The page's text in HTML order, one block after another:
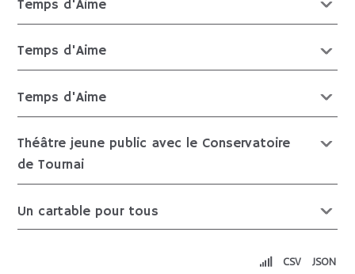
Temps d'Aime
Temps d'Aime
Temps d'Aime
Théâtre jeune public avec le Conservatoire
de Tournai
Un cartable pour tous
CSV JSON